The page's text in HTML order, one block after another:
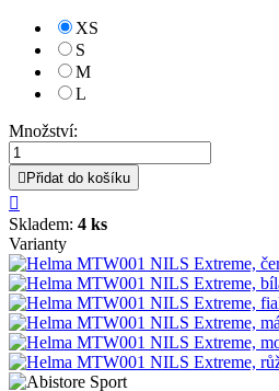
XS
S
M
L
Množství:
 Přidat do košíku

Skladem: 4 ks
Varianty